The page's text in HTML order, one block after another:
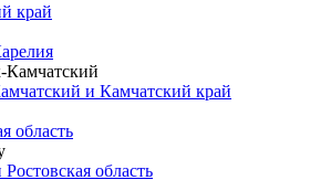
край
и Камчатский край
область
область